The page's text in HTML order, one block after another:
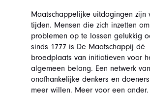
Maatschappelijke uitdagingen zijn
tijden. Mensen die zich inzetten
problemen op te lossen gelukkig
sinds 1777 is De Maatschappij dé
broedplaats van initiatieven voor
algemeen belang. Een netwerk van
onafhankelijke denkers en
meer willen. Meer voor een ander.